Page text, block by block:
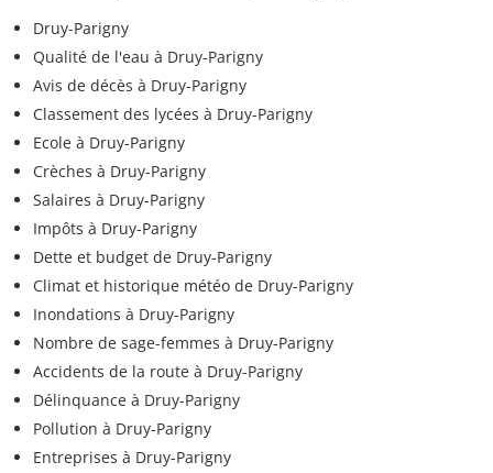
Druy-Parigny
Qualité de l'eau à Druy-Parigny
Avis de décès à Druy-Parigny
Classement des lycées à Druy-Parigny
Ecole à Druy-Parigny
Crèches à Druy-Parigny
Salaires à Druy-Parigny
Impôts à Druy-Parigny
Dette et budget de Druy-Parigny
Climat et historique météo de Druy-Parigny
Inondations à Druy-Parigny
Nombre de sage-femmes à Druy-Parigny
Accidents de la route à Druy-Parigny
Délinquance à Druy-Parigny
Pollution à Druy-Parigny
Entreprises à Druy-Parigny